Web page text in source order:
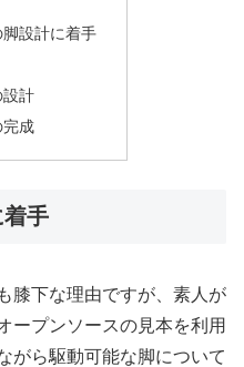
設計に着手
計
完成
手
膝下な理由ですが、素人が
ープンソースの見本を利用
がら駆動可能な脚について